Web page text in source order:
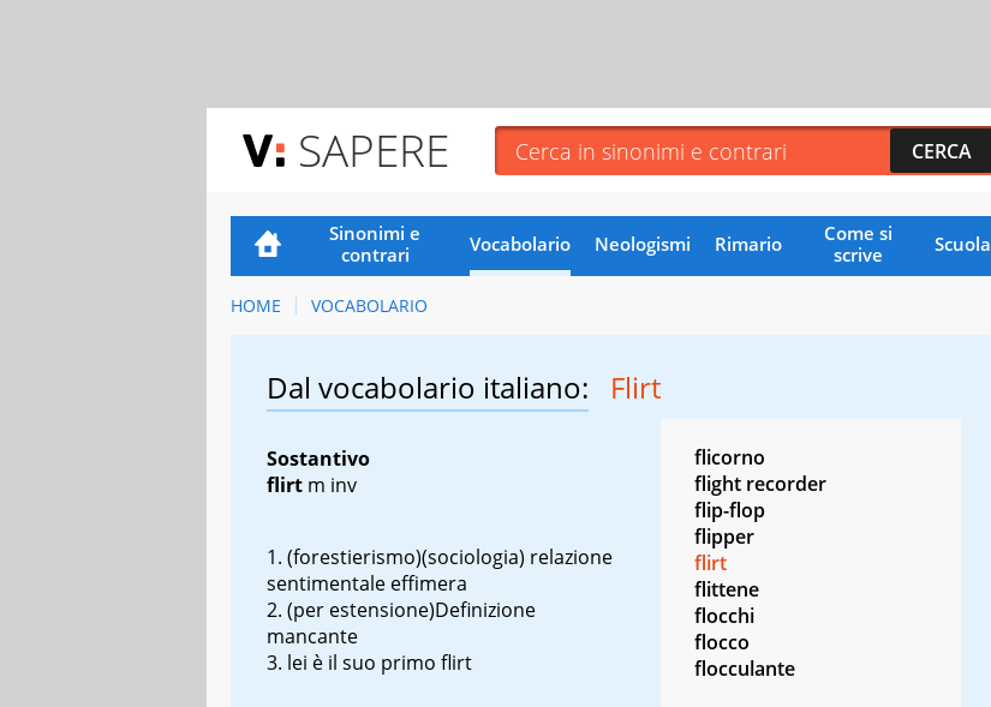
SAPERE
Sinonimi e
contrari
Vocabolario Neologismi Rimario
Come si
scrive
Scuola
HOME VOCABOLARIO
Dal vocabolario italiano: Flirt
Sostantivo
flirt m inv
(forestierismo)(sociologia) relazione
sentimentale effimera
(per estensione)Definizione
mancante
lei è il suo primo flirt
flicorno
flight recorder
flip-flop
flipper
flirt
flittene
flocchi
flocco
flocculante